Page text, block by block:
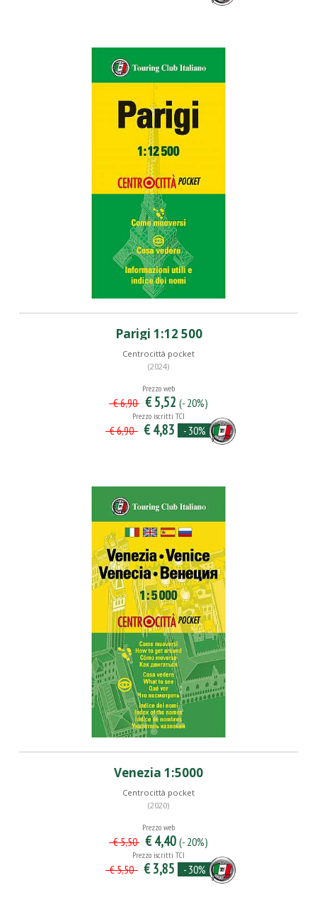
Parigi 1:12 500
Centrocittà pocket
(2024)
Prezzo web
€ 6,90 € 5,52 (- 20%)
Prezzo iscritti TCI
€ 6,90 € 4,83 - 30%
Venezia 1:5000
Centrocittà pocket
(2020)
Prezzo web
€ 5,50 € 4,40 (- 20%)
Prezzo iscritti TCI
€ 5,50 € 3,85 - 30%